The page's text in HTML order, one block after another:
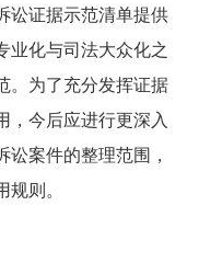
讼证据示范清单提供
业化与司法大众化之
。为了充分发挥证据
，今后应进行更深入
案件的整理范围，
则。